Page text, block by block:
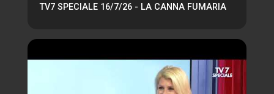
TV7 SPECIALE 16/7/26 - LA CANNA FUMARIA